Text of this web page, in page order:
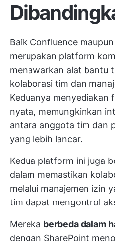
Baik Confluence
merupakan platform
menawarkan alat bantu
kolaborasi tim dan
Keduanya menyediakan
nyata, memungkinkan
antara anggota tim dan
yang lebih lancar.
Kedua platform ini juga
dalam memastikan
melalui manajemen izin
tim dapat mengontrol
Mereka berbeda dalam
dengan SharePoint